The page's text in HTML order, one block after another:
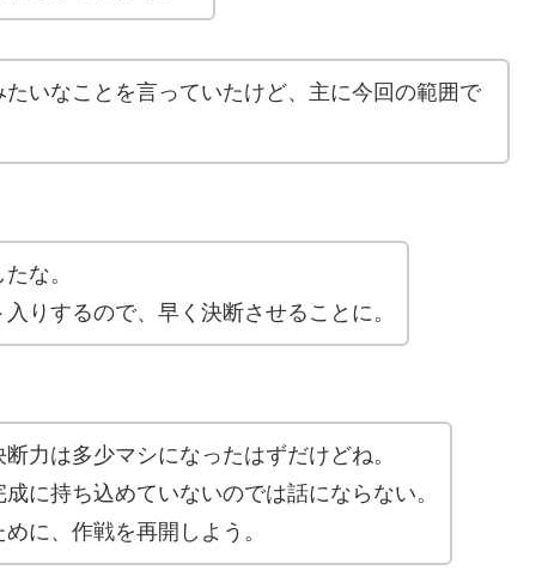
いなことを言っていたけど、主に今回の範囲で
な。
りするので、早く決断させることに。
力は多少マシになったはずだけどね。
に持ち込めていないのでは話にならない。
に、作戦を再開しよう。